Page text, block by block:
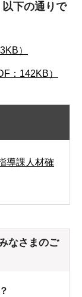
下の通りで
）
：142KB）
導課人材確
なさまのご